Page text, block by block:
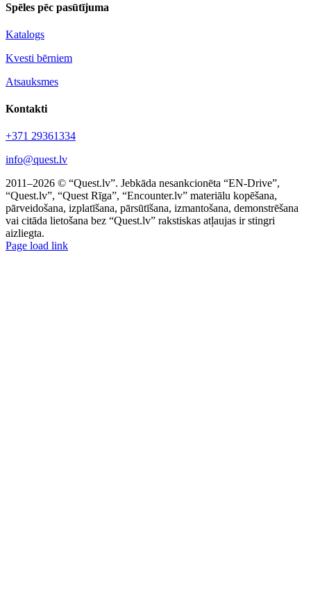
Spēles pēc pasūtījuma
Katalogs
Kvesti bērniem
Atsauksmes
Kontakti
+371 29361334
info@quest.lv
2011–2026 © “Quest.lv”. Jebkāda nesankcionēta “EN-Drive”,
“Quest.lv”, “Quest Rīga”, “Encounter.lv” materiālu kopēšana,
pārveidošana, izplatīšana, pārsūtīšana, izmantošana, demonstrēšana
vai citāda lietošana bez “Quest.lv” rakstiskas atļaujas ir stingri
aizliegta.
Facebook
Instagram
Threads
X
Telegram
Page load link